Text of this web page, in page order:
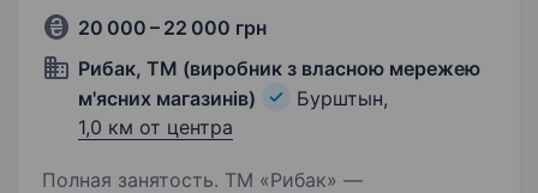
20 000 – 22 000 грн
Рибак, ТМ (виробник з власною мережею
м'ясних магазинів)
Бурштын,
1,0 км от центра
Полная занятость. ТМ «Рибак» —